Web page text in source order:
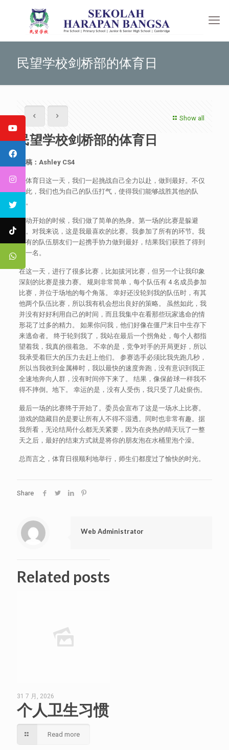
民望学校剑桥部的体育日
Show all
民望学校剑桥部的体育日
供稿： Ashley CS4
在体育日这一天，我们一起挑战自己全力以赴，做到最好。不仅
如此，我们也为自己的队伍打气，使得我们能够战胜其他的队
伍。
活动开始的时候，我们做了简单的热身。第一场的比赛是躲避
球。对我来说，这是我最喜欢的比赛。我参加了所有的环节。我
所有的队伍朋友们一起携手协力做到最好，结果我们获胜了得到
第一名。
在这一天，进行了很多比赛，比如拔河比赛，但另一个让我印象
深刻的比赛是接力赛。 规则非常简单，每个队伍有 4 名成员参加
比赛，并位于场地的每个角落。 幸好还没轮到我的队伍时，有其
他两个队伍比赛，所以我有机会想出良好的策略。 虽然如此，我
并没有好好利用自己的时间，而且我集中在看那些玩家逃命的情
形花了过多的精力。 如果你问我，他们好像在僵尸末日中生存下
来逃命者。 终于轮到我了，我站在最后一个拐角处，每个人都指
望着我，我真的很着急。 不幸的是，竞争对手的开局更好，所以
我承受着巨大的压力去赶上他们。 参赛选手必须比我先跑几秒，
所以当我收到金属棒时，我以最快的速度奔跑，没有意识到我正
全速地奔向人群，没有时间停下来了。 结果，像保龄球一样我不
得不摔倒。地下。 幸运的是，没有人受伤，我只受了几处瘀伤。
最后一场的比赛终于开始了。委员会宣布了这是一场水上比赛。
游戏的隐藏目的是要让所有人不得不湿透。同时也非常有趣。据
我所看，无论结局什么都无关紧要，因为在炎热的晴天玩了一整
天之后，最好的结束方式就是将你的朋友泡在水桶里泡个澡。
总而言之，体育日很顺利地举行，师生们都度过了愉快的时光。
Share
Web Administrator
Related posts
31 7 月, 2026
个人卫生习惯
Read more